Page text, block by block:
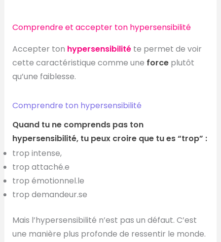
Comprendre et accepter ton hypersensibilité
Accepter ton hypersensibilité te permet de voir
cette caractéristique comme une force plutôt
qu’une faiblesse.
Comprendre ton hypersensibilité
Quand tu ne comprends pas ton
hypersensibilité, tu peux croire que tu es “trop” :
trop intense,
trop attaché.e
trop émotionnel.le
trop demandeur.se
Mais l’hypersensibilité n’est pas un défaut. C’est
une manière plus profonde de ressentir le monde.